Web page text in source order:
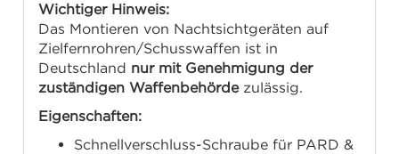
Wichtiger Hinweis:
Das Montieren von Nachtsichtgeräten auf
Zielfernrohren/Schusswaffen ist in
Deutschland nur mit Genehmigung der
zuständigen Waffenbehördezulässig.
Eigenschaften:
Schnellverschluss-Schraube für PARD &